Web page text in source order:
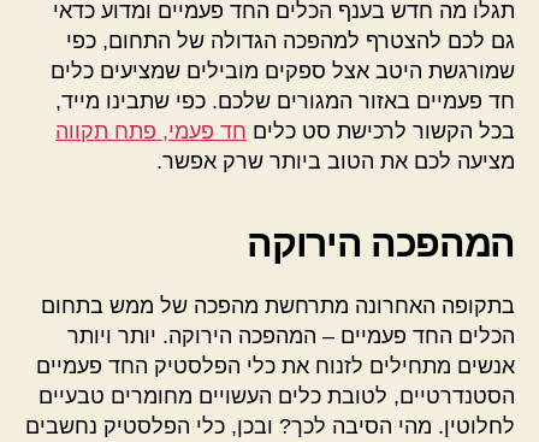
תגלו מה חדש בענף הכלים החד פעמיים ומדוע כדאי
גם לכם להצטרף למהפכה הגדולה של התחום, כפי
שמורגשת היטב אצל ספקים מובילים שמציעים כלים
חד פעמיים באזור המגורים שלכם. כפי שתבינו מייד,
בכל הקשור לרכישת סט כלים חד פעמי, פתח תקווה
מציעה לכם את הטוב ביותר שרק אפשר.
המהפכה הירוקה
בתקופה האחרונה מתרחשת מהפכה של ממש בתחום
הכלים החד פעמיים – המהפכה הירוקה. יותר ויותר
אנשים מתחילים לזנוח את כלי הפלסטיק החד פעמיים
הסטנדרטיים, לטובת כלים העשויים מחומרים טבעיים
לחלוטין. מהי הסיבה לכך? ובכן, כלי הפלסטיק נחשבים